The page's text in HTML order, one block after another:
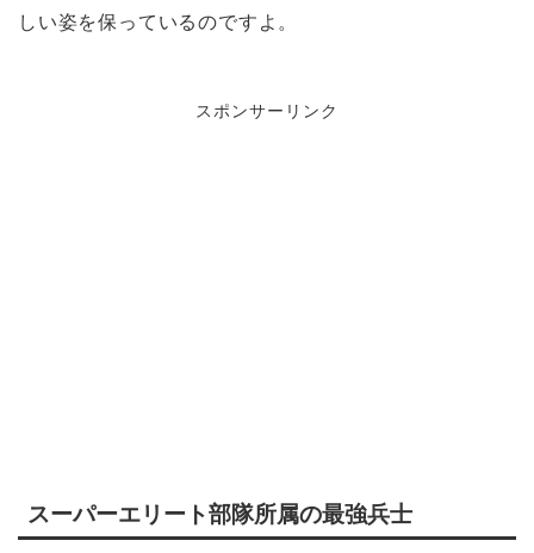
しい姿を保っているのですよ。
スポンサーリンク
スーパーエリート部隊所属の最強兵士